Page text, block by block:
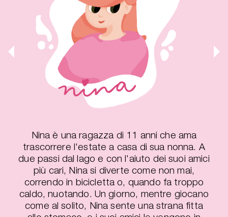
Nina è una ragazza di 11 anni che ama
trascorrere l'estate a casa di sua nonna. A
due passi dal lago e con l'aiuto dei suoi amici
più cari, Nina si diverte come non mai,
correndo in bicicletta o, quando fa troppo
caldo, nuotando. Un giorno, mentre giocano
come al solito, Nina sente una strana fitta